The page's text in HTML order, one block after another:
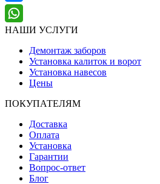
НАШИ УСЛУГИ
Демонтаж заборов
Установка калиток и ворот
Установка навесов
Цены
ПОКУПАТЕЛЯМ
Доставка
Оплата
Установка
Гарантии
Вопрос-ответ
Блог